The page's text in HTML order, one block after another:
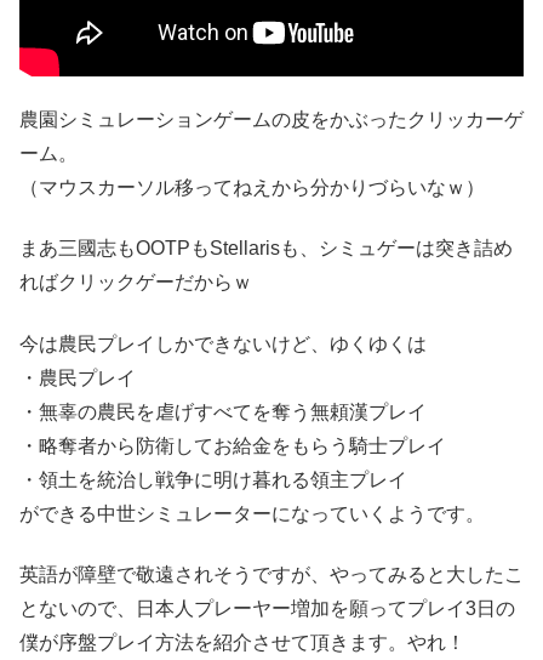
農園シミュレーションゲームの皮をかぶったクリッカーゲ
ーム。
（マウスカーソル移ってねえから分かりづらいなｗ）
まあ三國志もOOTPもStellarisも、シミュゲーは突き詰め
ればクリックゲーだからｗ
今は農民プレイしかできないけど、ゆくゆくは
・農民プレイ
・無辜の農民を虐げすべてを奪う無頼漢プレイ
・略奪者から防衛してお給金をもらう騎士プレイ
・領土を統治し戦争に明け暮れる領主プレイ
ができる中世シミュレーターになっていくようです。
英語が障壁で敬遠されそうですが、やってみると大したこ
とないので、日本人プレーヤー増加を願ってプレイ3日の
僕が序盤プレイ方法を紹介させて頂きます。やれ！